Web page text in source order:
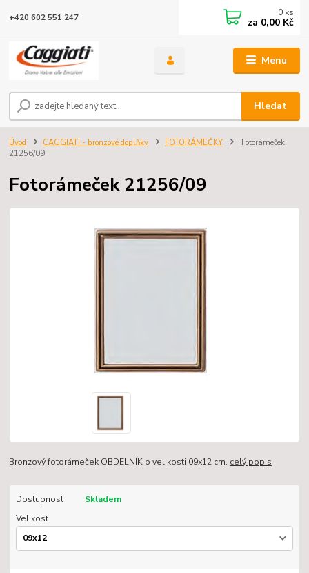
Menu
Hledat
+420 602 551 247 0 ks
za 0,00 Kč
Úvod CAGGIATI - bronzové doplňky FOTORÁMEČKY
Fotorámeček
21256/09
Fotorámeček 21256/09
Bronzový fotorámeček OBDELNÍK o velikosti 09x12 cm. celý popis
Dostupnost
Skladem
Velikost